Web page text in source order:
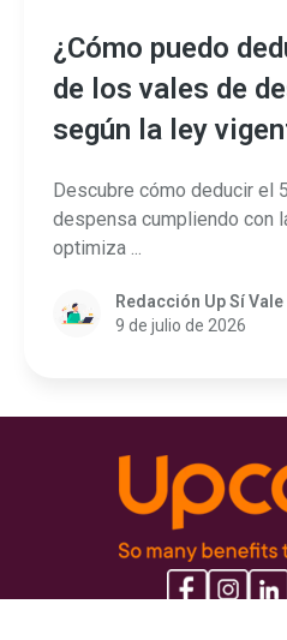
¿Cómo puedo
de los vales de
según la ley
Descubre cómo deducir el
despensa cumpliendo con
optimiza ...
Redacción Up Sí Vale
9 de julio de 2026